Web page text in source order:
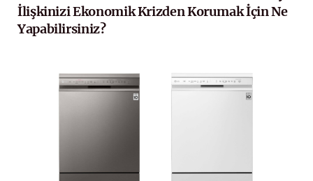
İlişkinizi Ekonomik Krizden Korumak İçin Ne
Yapabilirsiniz?